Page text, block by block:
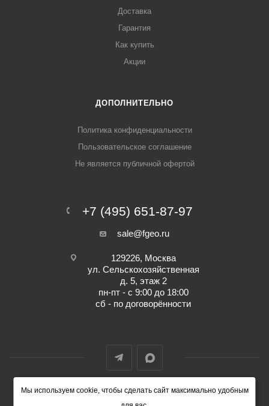
Мы используем cookie, чтобы сделать сайт максимально удобным
Доставка
Гарантия
Как купить
Акции
ДОПОЛНИТЕЛЬНО
Политика конфиденциальности
Пользовательское соглашение
Не является публичной офертой
+7 (495) 651-87-97
sale@fgeo.ru
129226, Москва
ул. Сельскохозяйственная
д. 5, этаж 2
пн-пт - с 9:00 до 18:00
сб - по договорённости
© 2014-2026 ФокусГео